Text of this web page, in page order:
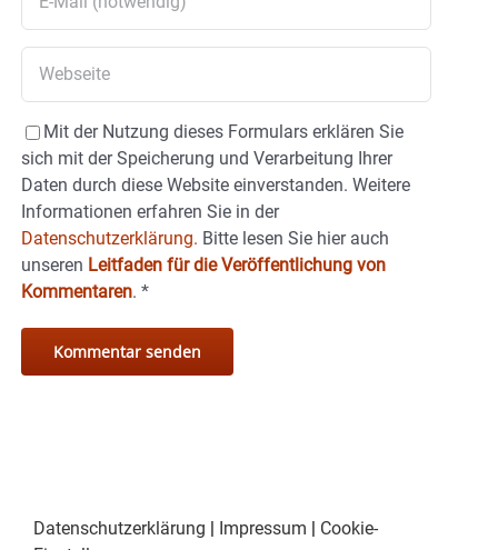
Mit der Nutzung dieses Formulars erklären Sie
sich mit der Speicherung und Verarbeitung Ihrer
Daten durch diese Website einverstanden. Weitere
Informationen erfahren Sie in der
Datenschutzerklärung. Bitte lesen Sie hier auch
unseren Leitfaden für die Veröffentlichung von
Kommentaren. *
Datenschutzerklärung | Impressum | Cookie-